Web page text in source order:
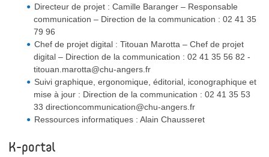
Directeur de projet : Camille Baranger – Responsable
communication – Direction de la communication : 02 41 35
79 96
Chef de projet digital : Titouan Marotta – Chef de projet
digital – Direction de la communication : 02 41 35 56 82 -
titouan.marotta@chu-angers.fr
Suivi graphique, ergonomique, éditorial, iconographique et
mise à jour : Direction de la communication : 02 41 35 53
33 directioncommunication@chu-angers.fr
Ressources informatiques : Alain Chausseret
K-portal